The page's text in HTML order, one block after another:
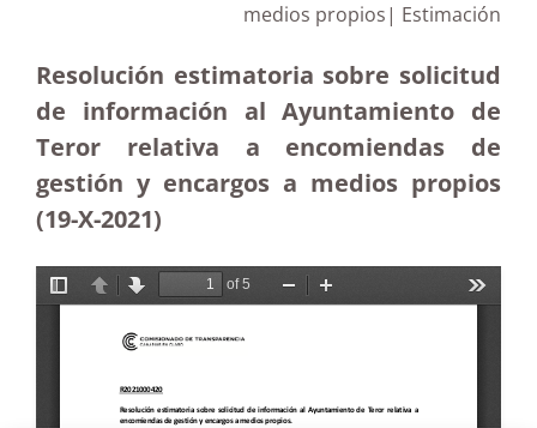
medios propios| Estimación
Resolución estimatoria sobre solicitud
de información al Ayuntamiento de
Teror relativa a encomiendas de
gestión y encargos a medios propios
(19-X-2021)